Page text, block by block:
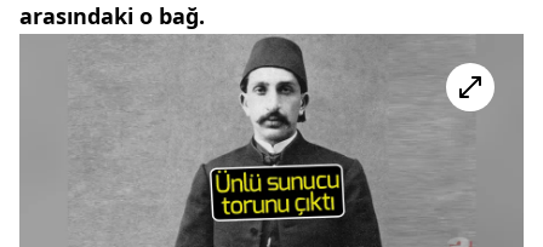
arasındaki o bağ.